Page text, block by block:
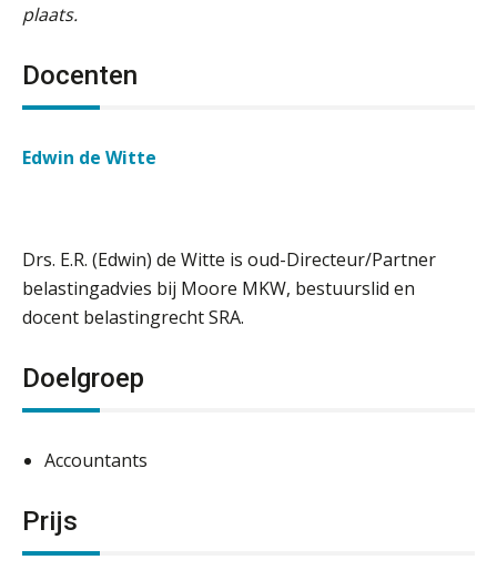
plaats.
Docenten
Edwin de Witte
Drs. E.R. (Edwin) de Witte is oud-Directeur/Partner
belastingadvies bij Moore MKW, bestuurslid en
docent belastingrecht SRA.
Doelgroep
Accountants
Prijs